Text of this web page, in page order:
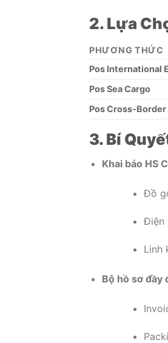
2. Lựa
PHƯƠNG THỨC
Pos International
Pos Sea Cargo
Pos Cross-Border
3. Bí
Khai báo HS
Đồ
Điện
Linh
Bộ hồ sơ đầy